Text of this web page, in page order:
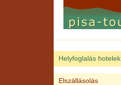
Helyfoglalás hotelek
Elszállásolás